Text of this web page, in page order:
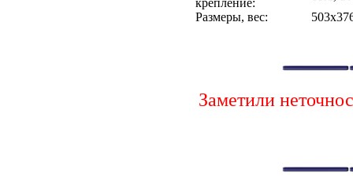
Размеры, вес:
Заметили